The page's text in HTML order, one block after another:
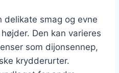
delikate smag og evne
Den kan varieres
som dijonsennep,
krydderurter.